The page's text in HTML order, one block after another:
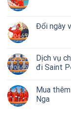
Đổi ngày
Dịch vụ
đi Saint
Mua
Nga